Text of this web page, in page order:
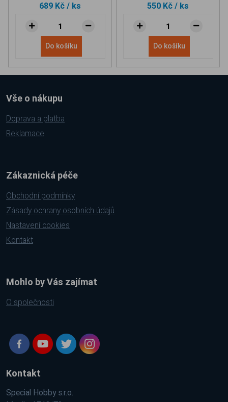
689 Kč / ks
Do košíku
550 Kč / ks
Do košíku
Vše o nákupu
Doprava a platba
Reklamace
Zákaznická péče
Obchodní podmínky
Zásady ochrany osobních údajů
Nastavení cookies
Kontakt
Mohlo by Vás zajímat
O společnosti
Kontakt
Special Hobby s.r.o.